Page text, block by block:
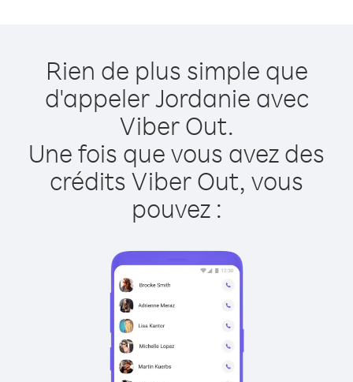
Rien de plus simple que
d'appeler Jordanie avec
Viber Out.
Une fois que vous avez des
crédits Viber Out, vous
pouvez :